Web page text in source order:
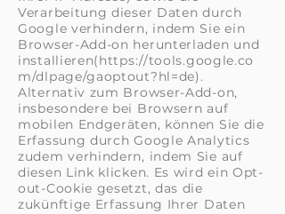
Verarbeitung dieser Daten durch
Google verhindern, indem Sie ein
Browser-Add-on herunterladen und
installieren(https://tools.google.co
m/dlpage/gaoptout?hl=de).
Alternativ zum Browser-Add-on,
insbesondere bei Browsern auf
mobilen Endgeräten, können Sie die
Erfassung durch Google Analytics
zudem verhindern, indem Sie auf
diesen Link klicken. Es wird ein Opt-
out-Cookie gesetzt, das die
zukünftige Erfassung Ihrer Daten